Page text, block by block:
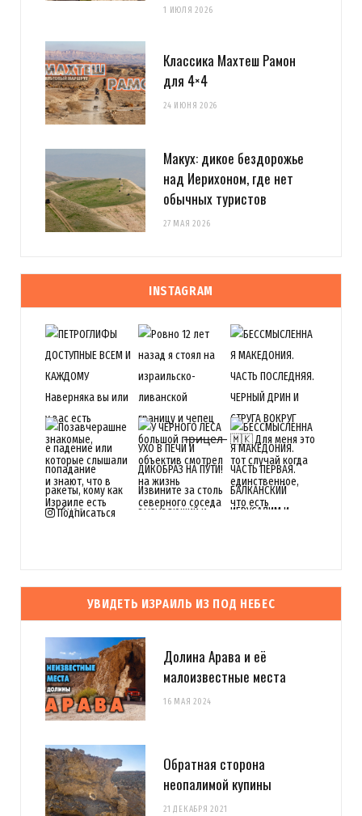
1 ИЮЛЯ 2026
Классика Махтеш Рамон
для 4×4
24 ИЮНЯ 2026
Макух: дикое бездорожье
над Иерихоном, где нет
обычных туристов
27 МАЯ 2026
INSTAGRAM
Подписаться
УВИДЕТЬ ИЗРАИЛЬ ИЗ ПОД НЕБЕС
Долина Арава и её
малоизвестные места
16 МАЯ 2024
Обратная сторона
неопалимой купины
21 ДЕКАБРЯ 2021